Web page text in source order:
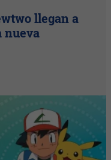
llegan a
nueva